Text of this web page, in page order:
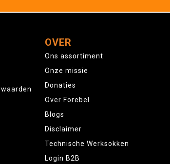
OVER
Ons assortiment
Onze missie
Donaties
Over Forebel
Blogs
Disclaimer
Technische Werksokken
Login B2B